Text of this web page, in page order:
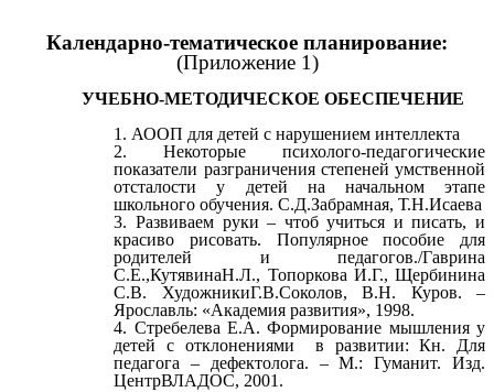
Календарно-тематическое планирование:
(Приложение 1)
УЧЕБНО-МЕТОДИЧЕСКОЕ ОБЕСПЕЧЕНИЕ
АООП для детей с нарушением интеллекта
Некоторые психолого-педагогические
показатели разграничения степеней умственной
отсталости у детей на начальном этапе
школьного обучения. С.Д.Забрамная, Т.Н.Исаева
Развиваем руки – чтоб учиться и писать, и
красиво рисовать. Популярное пособие для
родителей и педагогов./Гаврина
С.Е.,КутявинаН.Л., Топоркова И.Г., Щербинина
С.В. ХудожникиГ.В.Соколов, В.Н. Куров. –
Ярославль: «Академия развития», 1998.
Стребелева Е.А. Формирование мышления у
детей с отклонениями в развитии: Кн. Для
педагога – дефектолога. – М.: Гуманит. Изд.
ЦентрВЛАДОС, 2001.